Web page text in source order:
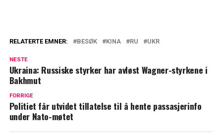
RELATERTE EMNER: BESØK KINA RU UKR
NESTE
Ukraina: Russiske styrker har avløst Wagner-styrkene i
Bakhmut
FORRIGE
Politiet får utvidet tillatelse til å hente passasjerinfo
under Nato-møtet